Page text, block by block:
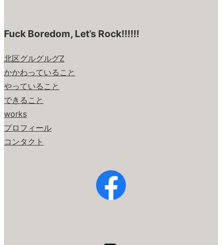
Fuck Boredom, Let’s Rock!!!!!!
北区グルグルグZ
かかわっていること
やっていること
できること
works
プロフィール
コンタクト